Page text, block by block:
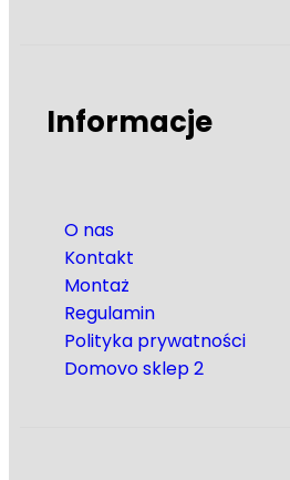
Informacje
O nas
Kontakt
Montaż
Regulamin
Polityka prywatności
Domovo sklep 2